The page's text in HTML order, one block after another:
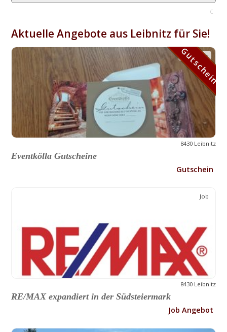
C
Aktuelle Angebote aus Leibnitz für Sie!
Gutschein
8430 Leibnitz
Eventkölla Gutscheine
Gutschein
Gutschein
Job
8430 Leibnitz
RE/MAX expandiert in der Südsteiermark
Job Angebot